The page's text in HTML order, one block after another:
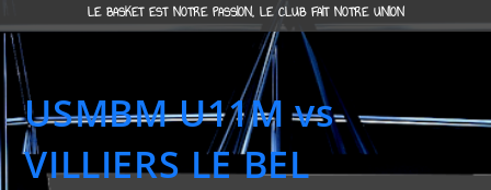
LE BASKET EST NOTRE PASSION, LE CLUB FAIT NOTRE UNION
USMBM U11M vs
VILLIERS LE BEL